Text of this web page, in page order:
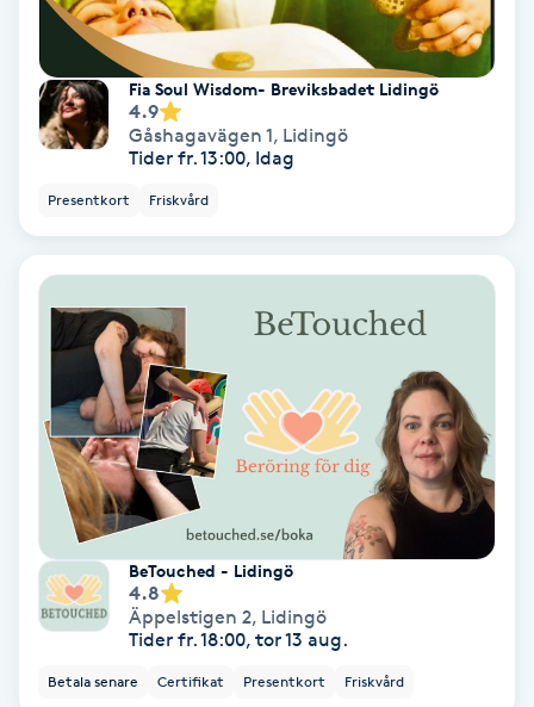
Medicinsk massage
Meditation
Medium
Melasma
Mesoterapi
MicroPen
Microshading
Mixfransar
Nagelförlängning
Fia Soul Wisdom- Breviksbadet Lidingö
4.9
Gåshagavägen 1, Lidingö
Tider fr. 13:00, Idag
Presentkort Friskvård
BeTouched - Lidingö
4.8
Äppelstigen 2, Lidingö
Tider fr. 18:00, tor 13 aug.
Betala senare Certifikat Presentkort Friskvård